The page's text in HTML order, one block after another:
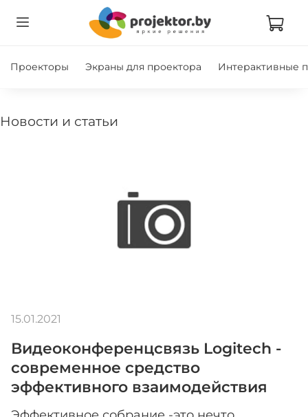
Проекторы Экраны для проектора Интерактивные
Новости и статьи
Видеоконференцсвязь Logitech -
современное средство
эффективного взаимодействия
15.01.2021